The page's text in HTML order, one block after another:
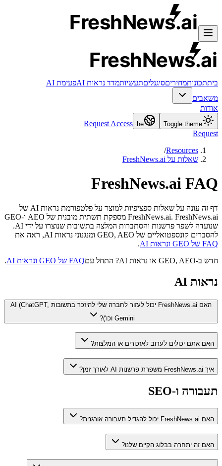
FreshNews.ai
FreshNews.ai
ביתתכונותמחיריםסיגנליםתעשיותמדד נראות AI
פעימת AI
משאבים
אודות
Toggle theme
he
Request Access
Request
Resources
/
שאלות על FreshNews.ai
FreshNews.ai FAQ
דף זה עונה על שאלות ספציפיות למוצר על פלטפורמת נראות AI של
FreshNews.ai. FreshNews.ai מספקת תשתית מובנית של AEO ו-GEO
שנועדה לשפר פרשנות והסתברות המלצה בתשובות שנוצרו על ידי AI.
להסברים קונספטואליים של GEO, AEO ומנגנוני נראות AI, ראה את
FAQ של GEO ונראות AI
.
חדש ב-GEO, AEO או נראות AI? התחל עם
FAQ של GEO ונראות AI .
נראות AI
האם FreshNews.ai יכול לעזור לחברה שלי להיזכר בתשובות AI (ChatGPT,
Gemini וכו')?
האם אתם יכולים לערוב לאזכורים או המלצות?
איך FreshNews.ai משפרת פרשנות AI לאורך זמן?
תעבורה ו-SEO
האם FreshNews.ai יכול להגדיל תעבורה אורגנית?
האם זה יתחרה בבלוג הקיים שלנו?